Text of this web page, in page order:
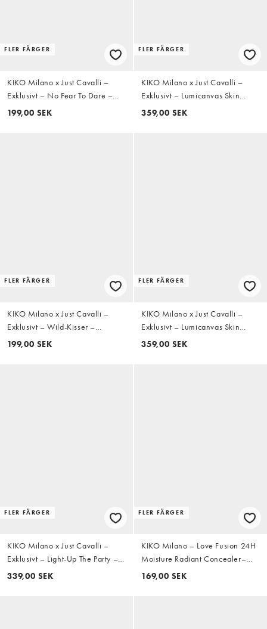
FLER FÄRGER
KIKO Milano x Just Cavalli –
Exklusivt – No Fear To Dare –
Eyemarker och eraser eyeliner -
199,00 SEK
FLER FÄRGER
KIKO Milano x Just Cavalli –
Exklusivt – Lumicanvas Skin
Enhancer SPF30 – Fuktkräm –
359,00 SEK
FLER FÄRGER
KIKO Milano x Just Cavalli –
Exklusivt – Wild-Kisser –
Läppenna - 05 Be Fierce
199,00 SEK
FLER FÄRGER
KIKO Milano x Just Cavalli –
Exklusivt – Lumicanvas Skin
Enhancer – Ansiktsprodukt med
359,00 SEK
FLER FÄRGER
KIKO Milano x Just Cavalli –
Exklusivt – Light-Up The Party –
Highlighter – 02 Jungle Glow
339,00 SEK
FLER FÄRGER
KIKO Milano – Love Fusion 24H
Moisture Radiant Concealer–
Concealer
169,00 SEK